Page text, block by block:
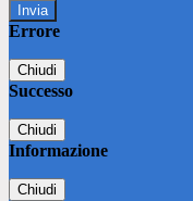
Errore
Chiudi
Successo
Chiudi
Informazione
Chiudi